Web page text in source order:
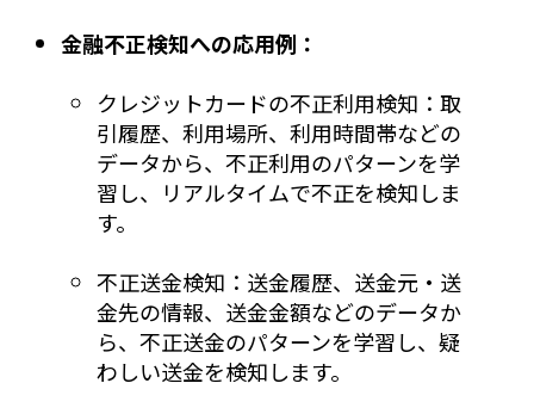
金融不正検知への応用例：
クレジットカードの不正利用検知：取
引履歴、利用場所、利用時間帯などの
データから、不正利用のパターンを学
習し、リアルタイムで不正を検知しま
す。
不正送金検知：送金履歴、送金元・送
金先の情報、送金金額などのデータか
ら、不正送金のパターンを学習し、疑
わしい送金を検知します。